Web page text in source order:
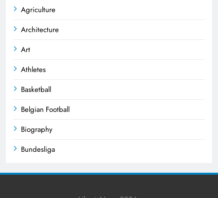
Agriculture
Architecture
Art
Athletes
Basketball
Belgian Football
Biography
Bundesliga